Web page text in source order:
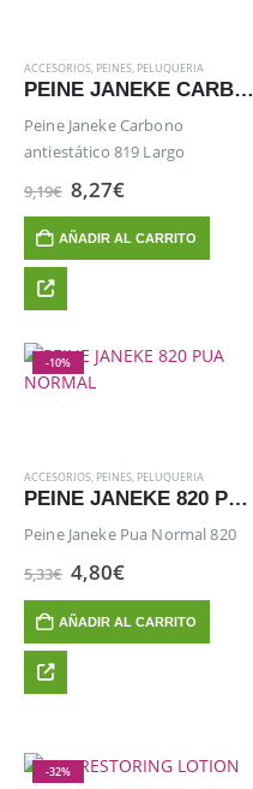
ACCESORIOS, PEINES, PELUQUERIA
PEINE JANEKE CARBONO ANTIESTATICO 819 LARGO
Peine Janeke Carbono
antiestático 819 Largo
9,19€ El
precio
original
era:
9,19€.
8,27€El
actual
es:
8,27€.
AÑADIR AL CARRITO
-10%
ACCESORIOS, PEINES, PELUQUERIA
PEINE JANEKE 820 PUA NORMAL
Peine Janeke Pua Normal 820
5,33€ El
precio
original
era:
5,33€.
4,80€El
actual
es:
4,80€.
AÑADIR AL CARRITO
-32%